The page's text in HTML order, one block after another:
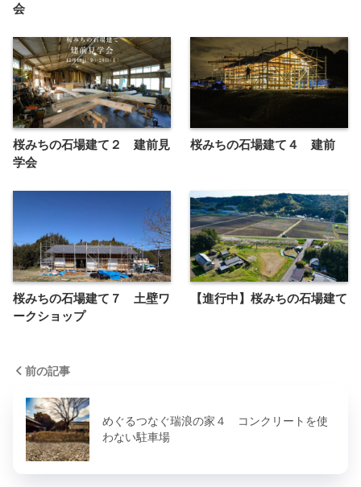
会
桜みちの石場建て２ 建前見
学会
桜みちの石場建て４ 建前
桜みちの石場建て７ 土壁ワ
ークショップ
【進行中】桜みちの石場建て
前の記事
めぐるつなぐ瑞浪の家４ コンクリートを使
わない駐車場